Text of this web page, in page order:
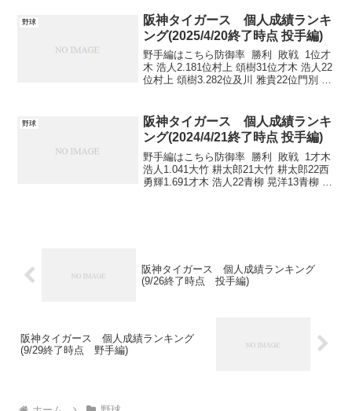
ラ...
野球
阪神タイガース 個人成績ランキ
ング(2025/4/20終了時点 投手編)
野手編はこちら防御率 勝利 敗戦 1位才
木 浩人2.181位村上 頌樹31位才木 浩人22
位村上 頌樹3.282位及川 雅貴22位門別 啓
野球
阪神タイガース 個人成績ランキ
ング(2024/4/21終了時点 投手編)
野手編はこちら防御率 勝利 敗戦 1才木
浩人1.041大竹 耕太郎21大竹 耕太郎22西
勇輝1.691才木 浩人22青柳 晃洋13青柳 晃
阪神タイガース 個人成績ランキング
(9/26終了時点 投手編)
阪神タイガース 個人成績ランキング
(9/29終了時点 野手編)